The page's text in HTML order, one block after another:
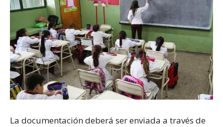
La documentación deberá ser enviada a través de